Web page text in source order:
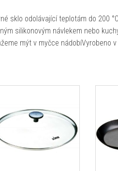
sklo odolávající teplotám do 200
silikonovým návlekem nebo
mýt v myčce nádobíVyrobeno